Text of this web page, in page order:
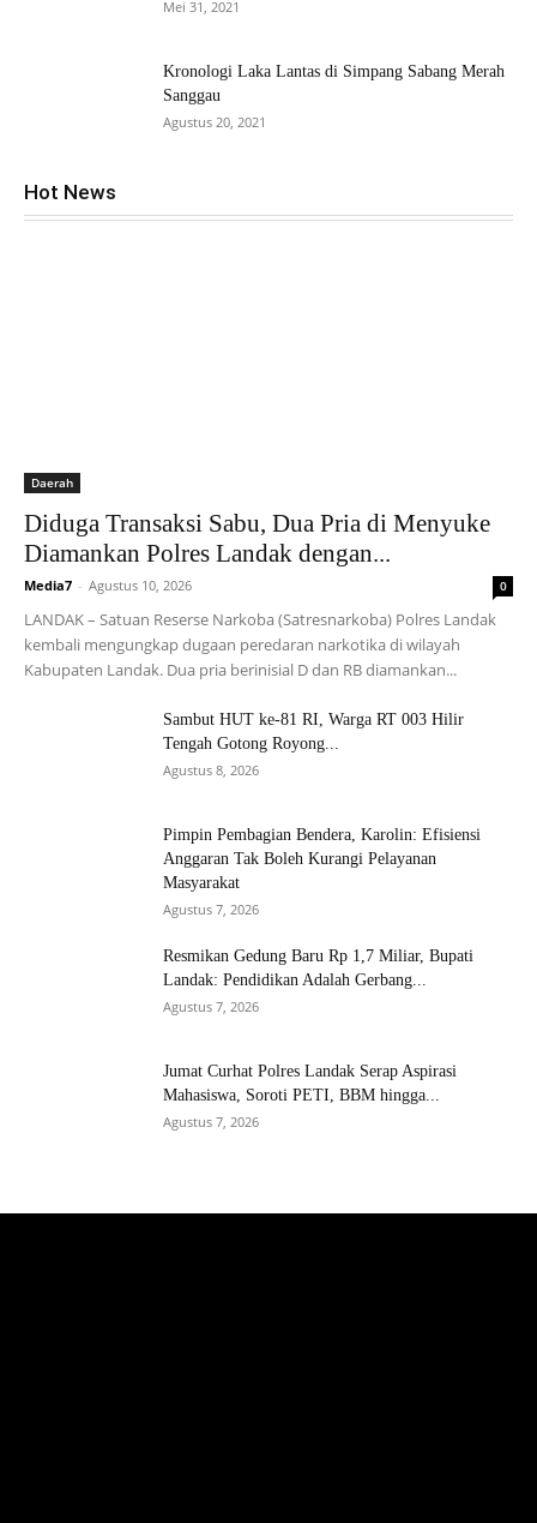
Mei 31, 2021
Kronologi Laka Lantas di Simpang Sabang Merah
Sanggau
Agustus 20, 2021
Hot News
Daerah
Diduga Transaksi Sabu, Dua Pria di Menyuke
Diamankan Polres Landak dengan...
Media7 - Agustus 10, 2026 0
LANDAK – Satuan Reserse Narkoba (Satresnarkoba) Polres Landak
kembali mengungkap dugaan peredaran narkotika di wilayah
Kabupaten Landak. Dua pria berinisial D dan RB diamankan...
Sambut HUT ke-81 RI, Warga RT 003 Hilir
Tengah Gotong Royong...
Agustus 8, 2026
Pimpin Pembagian Bendera, Karolin: Efisiensi
Anggaran Tak Boleh Kurangi Pelayanan
Masyarakat
Agustus 7, 2026
Resmikan Gedung Baru Rp 1,7 Miliar, Bupati
Landak: Pendidikan Adalah Gerbang...
Agustus 7, 2026
Jumat Curhat Polres Landak Serap Aspirasi
Mahasiswa, Soroti PETI, BBM hingga...
Agustus 7, 2026